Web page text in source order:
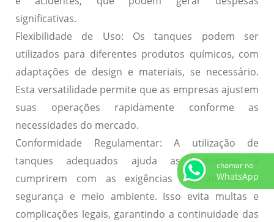
significativas.
Flexibilidade de Uso: Os tanques podem ser
utilizados para diferentes produtos químicos, com
adaptações de design e materiais, se necessário.
Esta versatilidade permite que as empresas ajustem
suas operações rapidamente conforme as
necessidades do mercado.
Conformidade Regulamentar: A utilização de
tanques adequados ajuda as indústrias a
cumprirem com as exigências regulatórias de
segurança e meio ambiente. Isso evita multas e
complicações legais, garantindo a continuidade das
chamar no
WhatsApp